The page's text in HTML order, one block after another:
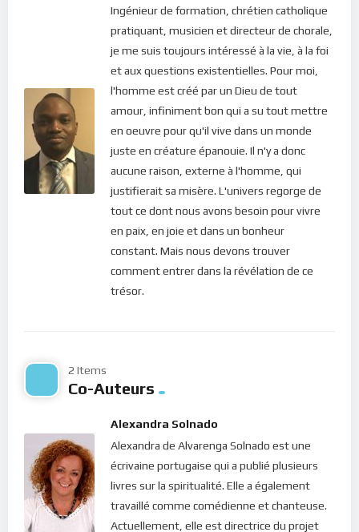
des dieux, fils de Dieu, nous avons certainement un lien
singulier avec notre Père… Qu’est-ce qui nous unit à notre
Dieu ? Qu’avons-nous en commun ? Certains répondront, en
se basant sur le récit de la création, que c’est le souffle qui
donne la vie à l’homme… Mais ce souffle est soutenu et
constamment alimenté par quelque chose d’autre, plus
puissant et plus éternel : c’est l’amour ! Or l’amour qui donne
vie, c’est de l’énergie (cette énergie qui fait battre notre cœur
évidemment !). C’est donc ce que nous avons en commun
avec notre Père céleste : l’énergie.
vivant sur Terre devrait-il avoir des émotions qui le feraient
souffrir ? Qu’est-ce qui le pousse à vibrer à de telles
Le Seigneur nous révèle aujourd’hui la réponse : ce sont les
attachements
. Les liens que nous avons noués avec la
matière, les possessions, la famille, le pouvoir bref tout ce
que nous sommes venus trouver en ce monde. Voilà ce qui
crée en nous tant d’émotions et qui nous alourdit. C’est ce qui
Ingénieur de formation, chrétien catholique
pratiquant, musicien et directeur de chorale,
je me suis toujours intéressé à la vie, à la foi
et aux questions existentielles. Pour moi,
l'homme est créé par un Dieu de tout
amour, infiniment bon qui a su tout mettre
en oeuvre pour qu'il vive dans un monde
juste en créature épanouie. Il n'y a donc
aucune raison, externe à l'homme, qui
justifierait sa misère. L'univers regorge de
tout ce dont nous avons besoin pour vivre
en paix, en joie et dans un bonheur
constant. Mais nous devons trouver
comment entrer dans la révélation de ce
trésor.
2 Items
Co-Auteurs
Alexandra Solnado
Alexandra de Alvarenga Solnado est une
écrivaine portugaise qui a publié plusieurs
livres sur la spiritualité. Elle a également
travaillé comme comédienne et chanteuse.
Actuellement, elle est directrice du projet